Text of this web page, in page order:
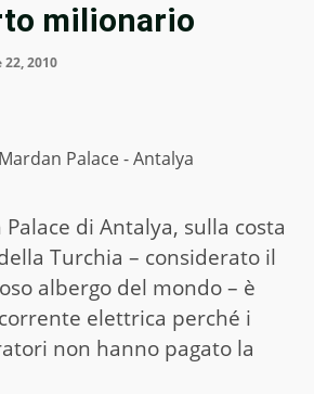
milionario
2010
Palace - Antalya
Palace di Antalya, sulla costa
Turchia – considerato il
albergo del mondo – è
elettrica perché i
non hanno pagato la